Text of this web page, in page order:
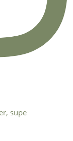
supe